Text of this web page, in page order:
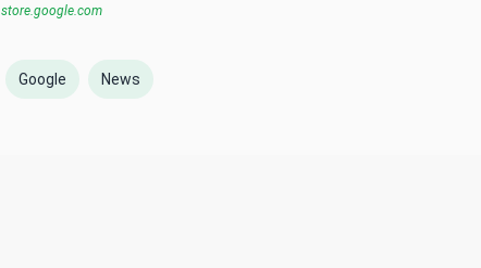
store.google.com
Google News